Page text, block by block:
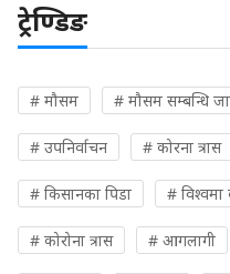
ट्रेण्डिङ
# मौसम # मौसम सम्बन्धि
# उपनिर्वाचन # कोरना त्रास
# किसानका पिडा # विश्वमा
# कोरोना त्रास # आगलागी